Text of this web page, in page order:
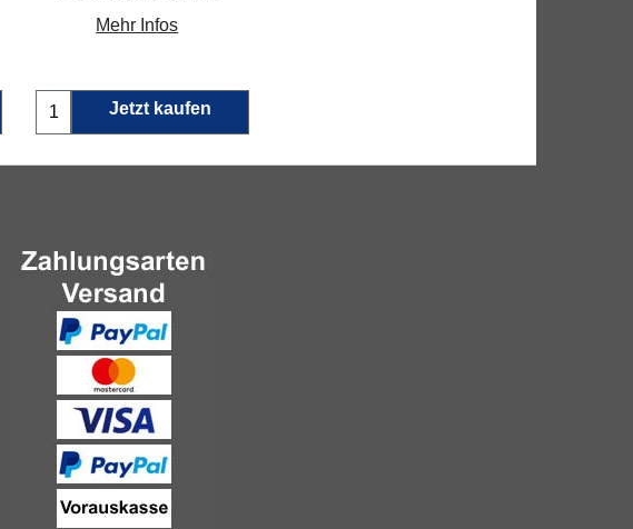
Mehr Infos
Jetzt kaufen